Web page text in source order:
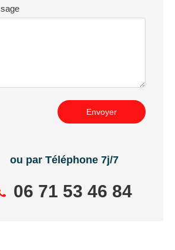
Envoyer
ou par Téléphone 7j/7
06 71 53 46 84